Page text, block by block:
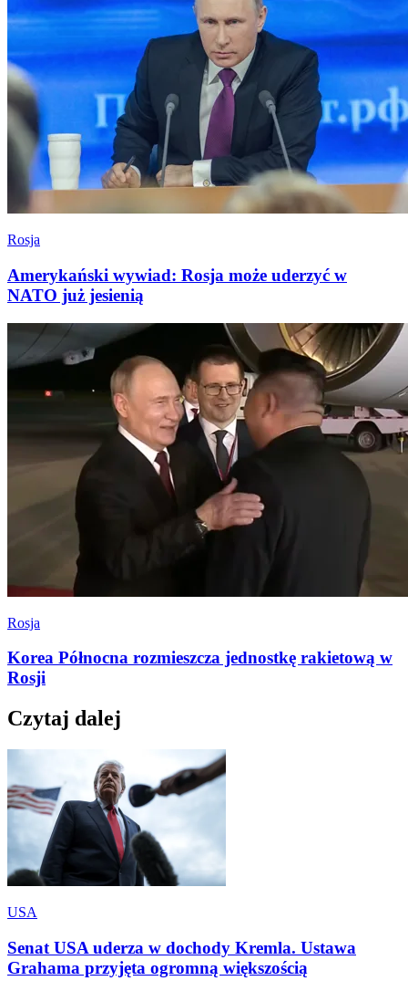
Rosja
Amerykański wywiad: Rosja może uderzyć w
NATO już jesienią
Rosja
Korea Północna rozmieszcza jednostkę rakietową w
Rosji
Czytaj dalej
USA
Senat USA uderza w dochody Kremla. Ustawa
Grahama przyjęta ogromną większością